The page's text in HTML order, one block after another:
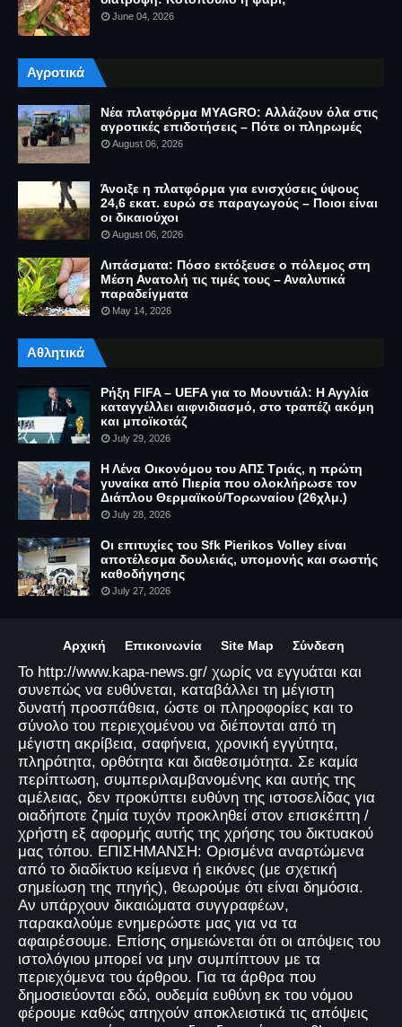
June 04, 2026
Αγροτικά
Νέα πλατφόρμα MYAGRO: Αλλάζουν όλα στις
αγροτικές επιδοτήσεις – Πότε οι πληρωμές
August 06, 2026
Άνοιξε η πλατφόρμα για ενισχύσεις ύψους
24,6 εκατ. ευρώ σε παραγωγούς – Ποιοι είναι
οι δικαιούχοι
August 06, 2026
Λιπάσματα: Πόσο εκτόξευσε ο πόλεμος στη
Μέση Ανατολή τις τιμές τους – Αναλυτικά
παραδείγματα
May 14, 2026
Αθλητικά
Ρήξη FIFA – UEFA για το Μουντιάλ: Η Αγγλία
καταγγέλλει αιφνιδιασμό, στο τραπέζι ακόμη
και μποϊκοτάζ
July 29, 2026
Η Λένα Οικονόμου του ΑΠΣ Τριάς, η πρώτη
γυναίκα από Πιερία που ολοκλήρωσε τον
Διάπλου Θερμαϊκού/Τορωναίου (26χλμ.)
July 28, 2026
Οι επιτυχίες του Sfk Pierikos Volley είναι
αποτέλεσμα δουλειάς, υπομονής και σωστής
καθοδήγησης
July 27, 2026
Αρχική Επικοινωνία Site Map Σύνδεση
Το http://www.kapa-news.gr/ χωρίς να εγγυάται και
συνεπώς να ευθύνεται, καταβάλλει τη μέγιστη
δυνατή προσπάθεια, ώστε οι πληροφορίες και το
σύνολο του περιεχομένου να διέπονται από τη
μέγιστη ακρίβεια, σαφήνεια, χρονική εγγύτητα,
πληρότητα, ορθότητα και διαθεσιμότητα. Σε καμία
περίπτωση, συμπεριλαμβανομένης και αυτής της
αμέλειας, δεν προκύπτει ευθύνη της ιστοσελίδας για
οιαδήποτε ζημία τυχόν προκληθεί στον επισκέπτη /
χρήστη εξ αφορμής αυτής της χρήσης του δικτυακού
μας τόπου. ΕΠΙΣΗΜΑΝΣΗ: Ορισμένα αναρτώμενα
από το διαδίκτυο κείμενα ή εικόνες (με σχετική
σημείωση της πηγής), θεωρούμε ότι είναι δημόσια.
Αν υπάρχουν δικαιώματα συγγραφέων,
παρακαλούμε ενημερώστε μας για να τα
αφαιρέσουμε. Επίσης σημειώνεται ότι οι απόψεις του
ιστολόγιου μπορεί να μην συμπίπτουν με τα
περιεχόμενα του άρθρου. Για τα άρθρα που
δημοσιεύονται εδώ, ουδεμία ευθύνη εκ του νόμου
φέρουμε καθώς απηχούν αποκλειστικά τις απόψεις